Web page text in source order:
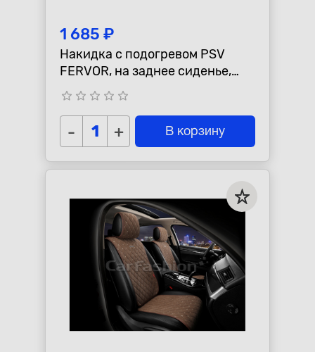
1 685 ₽
Накидка с подогревом PSV
FERVOR, на заднее сиденье,
серая
star_border star_border star_border star_border star_border
- + В корзину